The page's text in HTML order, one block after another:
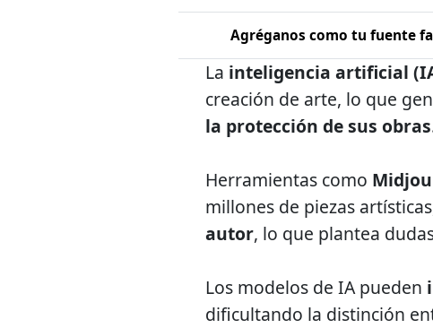
Agréganos como tu fuente
La inteligencia artificial
creación de arte, lo que
la protección de sus obras
Herramientas como
millones de piezas
autor, lo que plantea
Los modelos de IA pueden
dificultando la distinción